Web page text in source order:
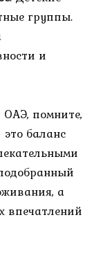
группы.
и
ОАЭ, помните,
баланс
а
впечатлений